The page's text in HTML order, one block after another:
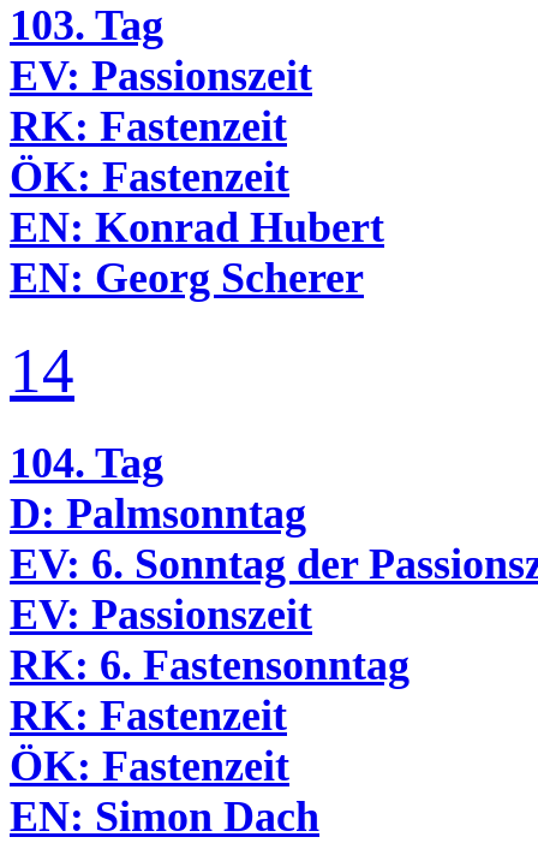
103. Tag
EV: Passionszeit
RK: Fastenzeit
ÖK: Fastenzeit
EN: Konrad Hubert
EN: Georg Scherer
14
104. Tag
D: Palmsonntag
EV: 6. Sonntag der
EV: Passionszeit
RK: 6. Fas­ten­sonn­tag
RK: Fastenzeit
ÖK: Fastenzeit
EN: Simon Dach